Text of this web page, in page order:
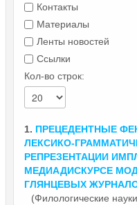
Контакты
Материалы
Ленты новостей
Ссылки
Кол-во строк:
1. ПРЕЦЕДЕНТНЫЕ
ЛЕКСИКО-
РЕПРЕЗЕНТАЦИИ
МЕДИАДИСКУРСЕ
ГЛЯНЦЕВЫХ
(Филологические